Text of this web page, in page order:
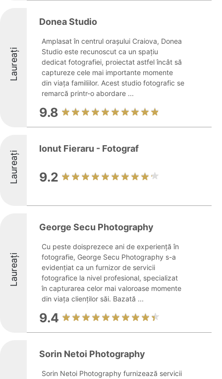
Laureați
Donea Studio
Amplasat în centrul orașului Craiova, Donea
Studio este recunoscut ca un spațiu
dedicat fotografiei, proiectat astfel încât să
captureze cele mai importante momente
din viața familiilor. Acest studio fotografic se
remarcă printr-o abordare ...
9.8
Laureați
Ionut Fieraru - Fotograf
9.2
Laureați
George Secu Photography
Cu peste doisprezece ani de experiență în
fotografie, George Secu Photography s-a
evidențiat ca un furnizor de servicii
fotografice la nivel profesional, specializat
în capturarea celor mai valoroase momente
din viața clienților săi. Bazată ...
9.4
Sorin Netoi Photography
Sorin Netoi Photography furnizează servicii